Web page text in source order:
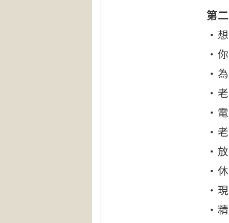
第
‧
‧
‧
‧
‧
‧
‧
‧
‧
‧